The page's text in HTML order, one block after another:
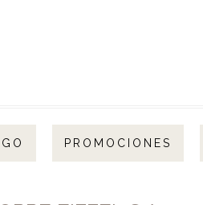
PROMOCIONES